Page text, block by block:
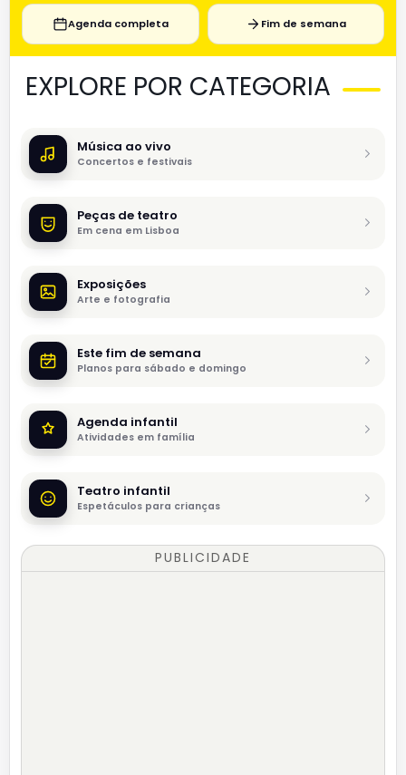
Agenda completa Fim de semana
EXPLORE POR CATEGORIA
Música ao vivo
Concertos e festivais
Peças de teatro
Em cena em Lisboa
Exposições
Arte e fotografia
Este fim de semana
Planos para sábado e domingo
Agenda infantil
Atividades em família
Teatro infantil
Espetáculos para crianças
PUBLICIDADE